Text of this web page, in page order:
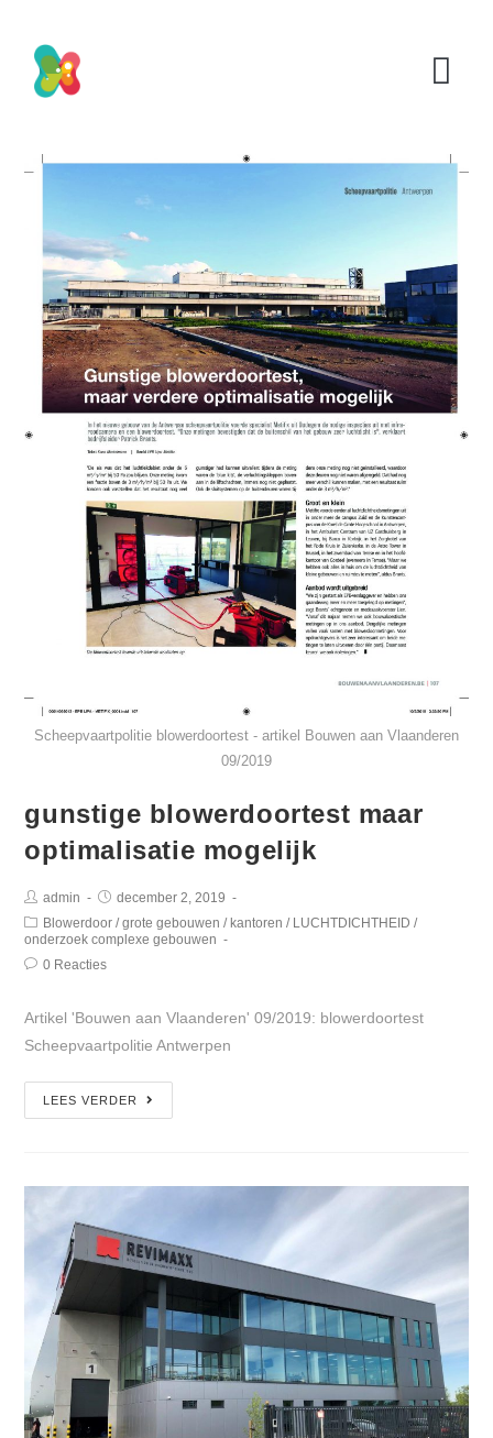
Scheepvaartpolitie blowerdoortest - artikel Bouwen aan Vlaanderen
09/2019
gunstige blowerdoortest maar
optimalisatie mogelijk
admin
december 2, 2019
Blowerdoor / grote gebouwen / kantoren / LUCHTDICHTHEID /
onderzoek complexe gebouwen
0 Reacties
Artikel 'Bouwen aan Vlaanderen' 09/2019: blowerdoortest
Scheepvaartpolitie Antwerpen
LEES VERDER